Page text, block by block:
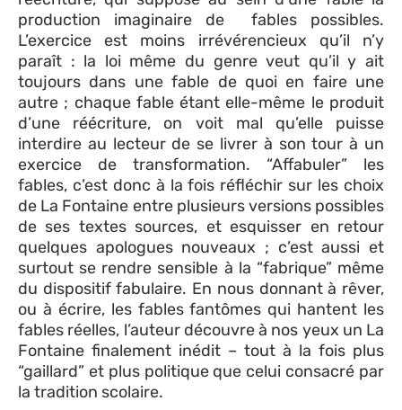
production imaginaire de fables possibles.
L’exercice est moins irrévérencieux qu’il n’y
paraît : la loi même du genre veut qu’il y ait
toujours dans une fable de quoi en faire une
autre ; chaque fable étant elle-même le produit
d’une réécriture, on voit mal qu’elle puisse
interdire au lecteur de se livrer à son tour à un
exercice de transformation. “Affabuler” les
fables, c’est donc à la fois réfléchir sur les choix
de La Fontaine entre plusieurs versions possibles
de ses textes sources, et esquisser en retour
quelques apologues nouveaux ; c’est aussi et
surtout se rendre sensible à la “fabrique” même
du dispositif fabulaire. En nous donnant à rêver,
ou à écrire, les fables fantômes qui hantent les
fables réelles, l’auteur découvre à nos yeux un La
Fontaine finalement inédit – tout à la fois plus
“gaillard” et plus politique que celui consacré par
la tradition scolaire.